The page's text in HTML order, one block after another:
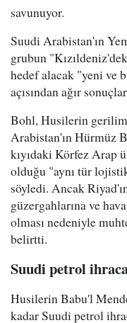
savunuyor.
Suudi Arabistan'ın
grubun
hedef alacak "yeni ve
açısından ağır
Bohl, Husilerin
Arabistan'ın Hürmüz
kıyıdaki Körfez Arap
olduğu "aynı tür
söyledi. Ancak
güzergahlarına ve
olması nedeniyle
belirtti.
Suudi petrol
Husilerin Babu'l
kadar Suudi petrol